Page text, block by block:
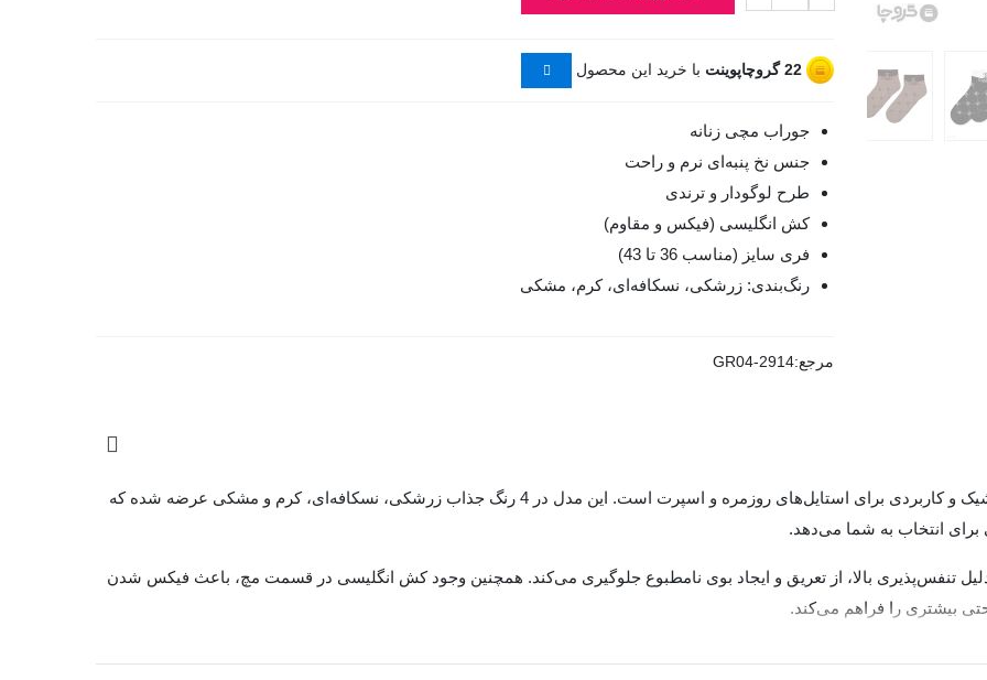
22گروچاپوینت با خرید این محصول
جوراب مچی زنانه
جنس نخ پنبه‌ای نرم و راحت
طرح لوگودار و ترندی
کش انگلیسی (فیکس و مقاوم)
فری سایز (مناسب 36 تا 43)
رنگ‌بندی: زرشکی، نسکافه‌ای، کرم، مشکی
مرجع:GR04-2914
این جوراب مچی زنانه با طراحی لوگودار و ترندی، انتخابی شیک و کاربردی برای استایل‌های روزمره و اسپرت است. این مدل در 4 رنگ جذاب زرشکی، نسکافه‌ای، کرم و مشکی عرضه شده که
برای انتخاب به شما می‌دهد.
تنفس‌پذیری بالا، از تعریق و ایجاد بوی نامطبوع جلوگیری می‌کند. همچنین وجود کش انگلیسی در قسمت مچ، باعث فیکس شدن
بیشتری را فراهم می‌کند.